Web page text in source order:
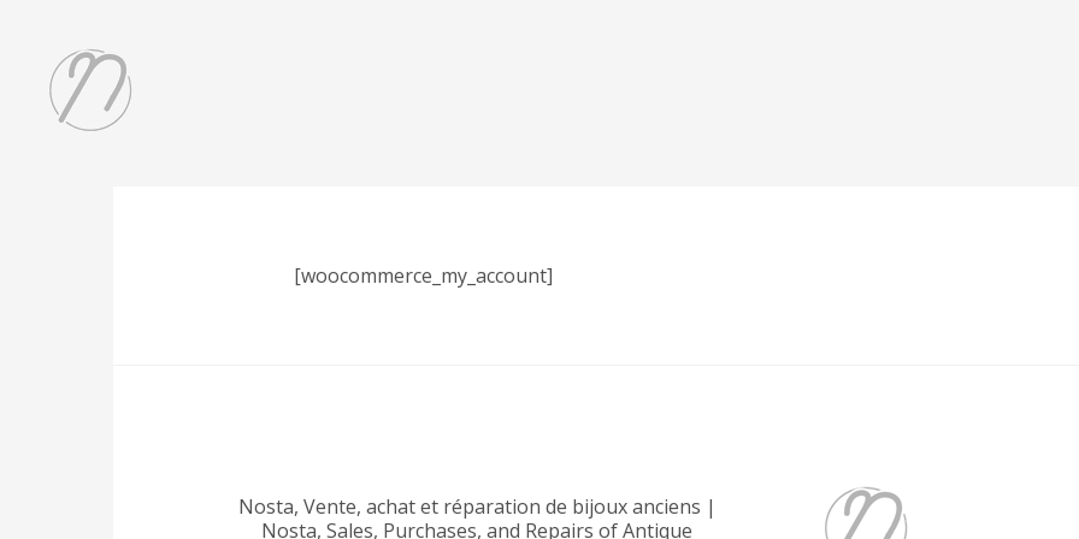
[woocommerce_my_account]
Nosta, Vente, achat et réparation de bijoux anciens |
Nosta, Sales, Purchases, and Repairs of Antique